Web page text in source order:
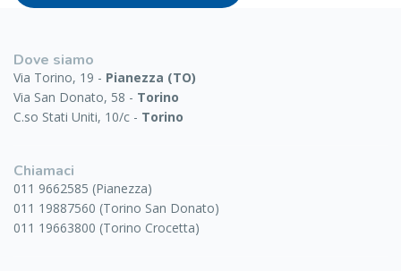
Dove siamo
Via Torino, 19 - Pianezza (TO)
Via San Donato, 58 - Torino
C.so Stati Uniti, 10/c - Torino
Chiamaci
011 9662585 (Pianezza)
011 19887560 (Torino San Donato)
011 19663800 (Torino Crocetta)